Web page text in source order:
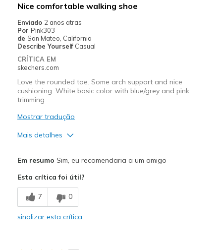
Nice comfortable walking shoe
Enviado 2 anos atras
Por Pink303
de San Mateo, California
Describe Yourself Casual
CRÍTICA EM
skechers.com
Love the rounded toe. Some arch support and nice
cushioning. White basic color with blue/grey and pink
trimming
Mostrar tradução
Mais detalhes
Breathe Well
Comfortable
Em resumo Sim, eu recomendaria a um amigo
Esta crítica foi útil?
7 0
sinalizar esta crítica